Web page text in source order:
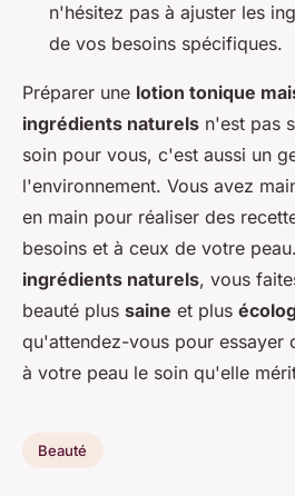
n'hésitez pas à ajuster les
de vos besoins spécifiques.
Préparer une lotion tonique
ingrédients naturels n'est pas
soin pour vous, c'est aussi un
l'environnement. Vous avez
en main pour réaliser des
besoins et à ceux de votre
ingrédients naturels, vous
beauté plus saine et plus
qu'attendez-vous pour essayer
à votre peau le soin qu'elle
Beauté